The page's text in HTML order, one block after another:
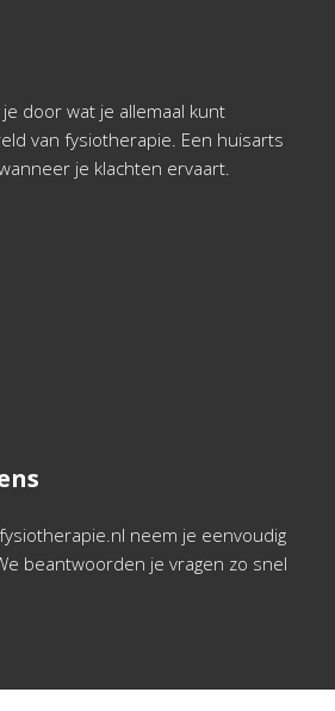
door wat je allemaal kunt
van fysiotherapie. Een huisarts
je klachten ervaart.
neem je eenvoudig
beantwoorden je vragen zo snel